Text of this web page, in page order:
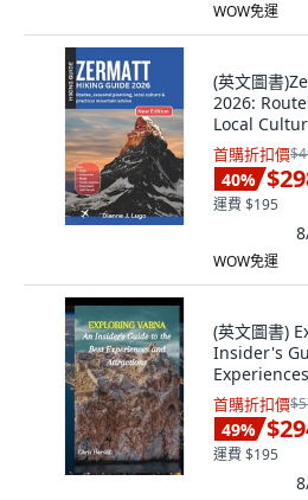
WOW免運
(英文圖書
2026:
Local
首購折扣價
40%
運費 $195
WOW免運
(英文圖書)
Insider's
首購折扣價
49%
運費 $195